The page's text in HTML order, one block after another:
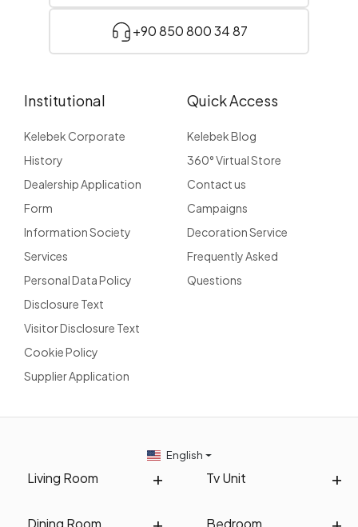
+90 850 800 34 87
Institutional
Kelebek Corporate
History
Dealership Application
Form
Information Society
Services
Personal Data Policy
Disclosure Text
Visitor Disclosure Text
Cookie Policy
Supplier Application
Quick Access
Kelebek Blog
360° Virtual Store
Contact us
Campaigns
Decoration Service
Frequently Asked
Questions
Living Room Tv Unit
Dining Room Bedroom
English